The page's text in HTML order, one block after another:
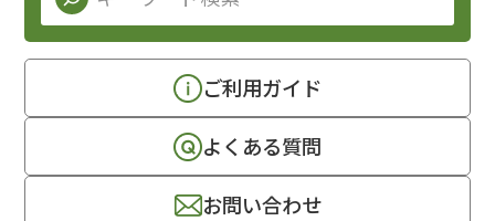
ご利用ガイド
よくある質問
お問い合わせ